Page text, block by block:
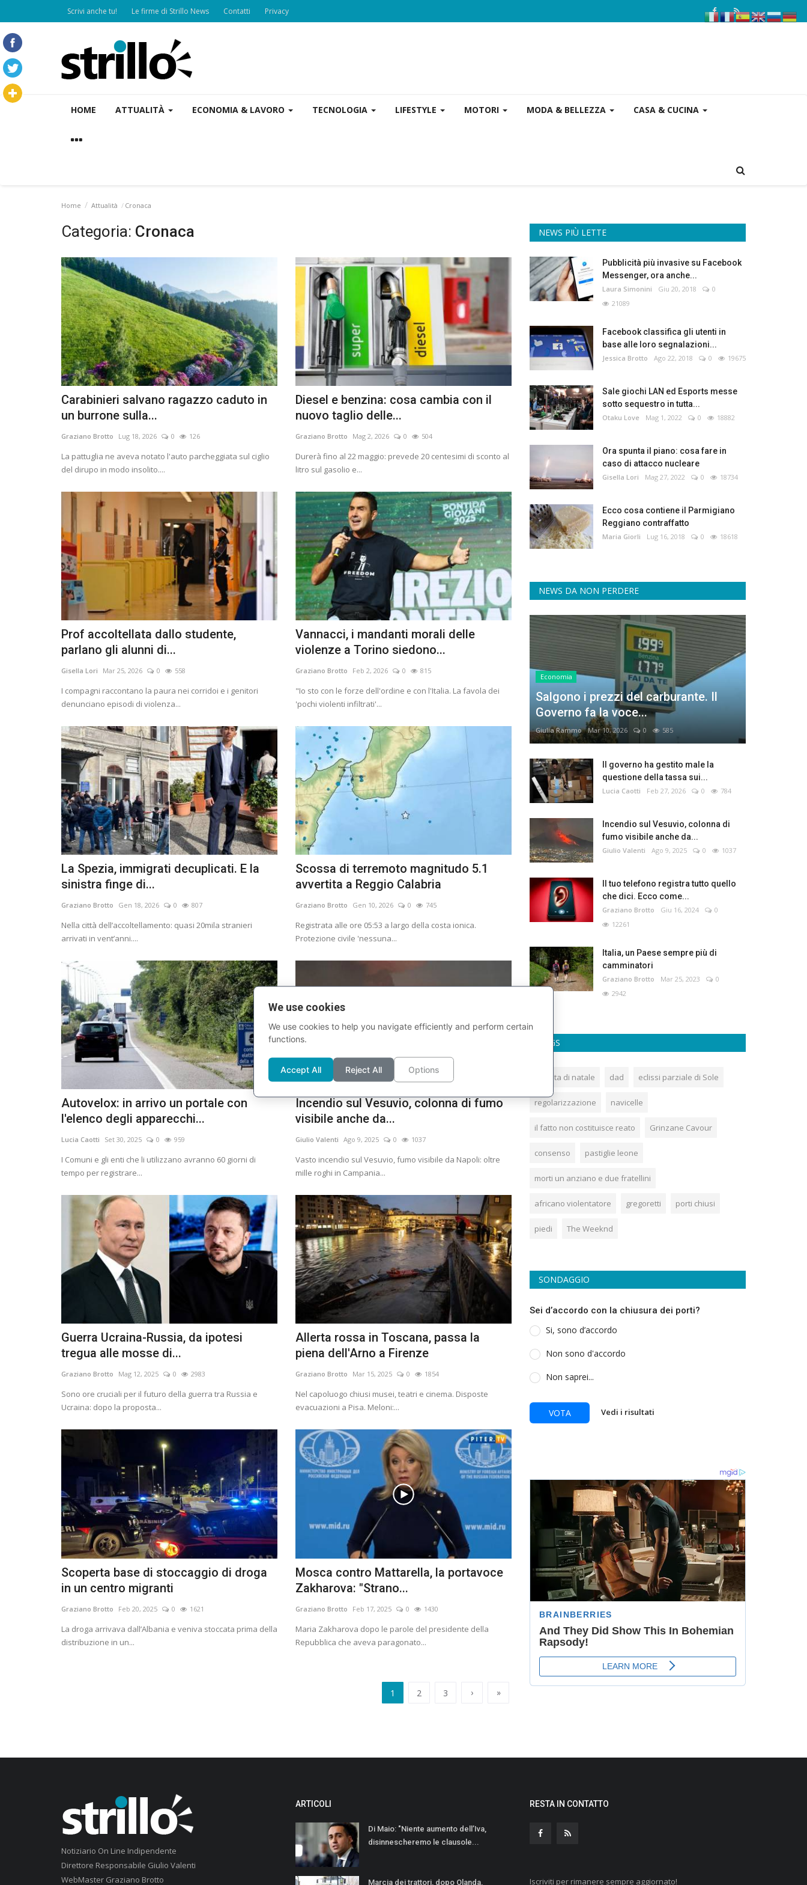
Scrivi anche tu! Le firme di Strillo News Contatti Privacy
HOME ATTUALITÀ ECONOMIA & LAVORO TECNOLOGIA LIFESTYLE MOTORI MODA & BELLEZZA CASA & CUCINA
Home Attualità Cronaca
Categoria: Cronaca
Carabinieri salvano ragazzo caduto in
un burrone sulla...
Graziano Brotto Lug 18, 2026 0 126
La pattuglia ne aveva notato l'auto parcheggiata sul ciglio
del dirupo in modo insolito....
Diesel e benzina: cosa cambia con il
nuovo taglio delle...
Graziano Brotto Mag 2, 2026 0 504
Durerà fino al 22 maggio: prevede 20 centesimi di sconto al
litro sul gasolio e...
Prof accoltellata dallo studente,
parlano gli alunni di...
Gisella Lori Mar 25, 2026 0 558
I compagni raccontano la paura nei corridoi e i genitori
denunciano episodi di violenza...
Vannacci, i mandanti morali delle
violenze a Torino siedono...
Graziano Brotto Feb 2, 2026 0 815
"Io sto con le forze dell'ordine e con l'Italia. La favola dei
'pochi violenti infiltrati'...
La Spezia, immigrati decuplicati. E la
sinistra finge di...
Graziano Brotto Gen 18, 2026 0 807
Nella città dell’accoltellamento: quasi 20mila stranieri
arrivati in vent’anni....
Scossa di terremoto magnitudo 5.1
avvertita a Reggio Calabria
Graziano Brotto Gen 10, 2026 0 745
Registrata alle ore 05:53 a largo della costa ionica.
Protezione civile 'nessuna...
Autovelox: in arrivo un portale con
l'elenco degli apparecchi...
Lucia Caotti Set 30, 2025 0 959
I Comuni e gli enti che li utilizzano avranno 60 giorni di
tempo per registrare...
Incendio sul Vesuvio, colonna di fumo
visibile anche da...
Giulio Valenti Ago 9, 2025 0 1037
Vasto incendio sul Vesuvio, fumo visibile da Napoli: oltre
mille roghi in Campania...
Guerra Ucraina-Russia, da ipotesi
tregua alle mosse di...
Graziano Brotto Mag 12, 2025 0 2983
Sono ore cruciali per il futuro della guerra tra Russia e
Ucraina: dopo la proposta...
Allerta rossa in Toscana, passa la
piena dell'Arno a Firenze
Graziano Brotto Mar 15, 2025 0 1854
Nel capoluogo chiusi musei, teatri e cinema. Disposte
evacuazioni a Pisa. Meloni:...
Scoperta base di stoccaggio di droga
in un centro migranti
Graziano Brotto Feb 20, 2025 0 1621
La droga arrivava dall’Albania e veniva stoccata prima della
distribuzione in un...
Mosca contro Mattarella, la portavoce
Zakharova: "Strano...
Graziano Brotto Feb 17, 2025 0 1430
Maria Zakharova dopo le parole del presidente della
Repubblica che aveva paragonato...
1 2 3 › »
NEWS PIÙ LETTE
Pubblicità più invasive su Facebook
Messenger, ora anche...
Laura Simonini Giu 20, 2018
0
21089
Facebook classifica gli utenti in
base alle loro segnalazioni...
Jessica Brotto Ago 22, 2018 0 19675
Sale giochi LAN ed Esports messe
sotto sequestro in tutta...
Otaku Love Mag 1, 2022 0 18882
Ora spunta il piano: cosa fare in
caso di attacco nucleare
Gisella Lori Mag 27, 2022 0 18734
Ecco cosa contiene il Parmigiano
Reggiano contraffatto
Maria Giorli Lug 16, 2018 0 18618
NEWS DA NON PERDERE
Economia
Salgono i prezzi del carburante. Il
Governo fa la voce...
Giulia Rammo Mar 10, 2026 0 585
Il governo ha gestito male la
questione della tassa sui...
Lucia Caotti Feb 27, 2026 0 784
Incendio sul Vesuvio, colonna di
fumo visibile anche da...
Giulio Valenti Ago 9, 2025 0 1037
Il tuo telefono registra tutto quello
che dici. Ecco come...
Graziano Brotto Giu 16, 2024
0
12261
Italia, un Paese sempre più di
camminatori
Graziano Brotto Mar 25, 2023
0
2942
TAGS
cometa di natale dad eclissi parziale di Sole
regolarizzazione navicelle
il fatto non costituisce reato Grinzane Cavour
consenso pastiglie leone
morti un anziano e due fratellini
africano violentatore gregoretti porti chiusi
piedi The Weeknd
SONDAGGIO
Sei d’accordo con la chiusura dei porti?
Si, sono d’accordo
Non sono d'accordo
Non saprei...
VOTA Vedi i risultati
Notiziario On Line Indipendente
Direttore Responsabile Giulio Valenti
WebMaster Graziano Brotto
ARTICOLI
Di Maio: "Niente aumento dellʼIva,
disinnescheremo le clausole...
Marcia dei trattori, dopo Olanda,
RESTA IN CONTATTO
Iscriviti per rimanere sempre aggiornato!
We use cookies
We use cookies to help you navigate efficiently and perform certain
functions.
Accept All Reject All Options